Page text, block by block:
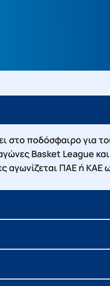
στο ποδόσφαιρο για
Basket League
αγωνίζεται ΠΑΕ ή